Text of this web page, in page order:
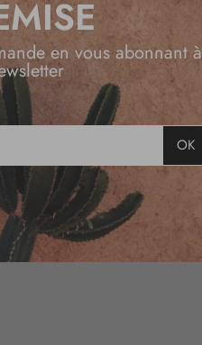
en vous abonnant à
OK